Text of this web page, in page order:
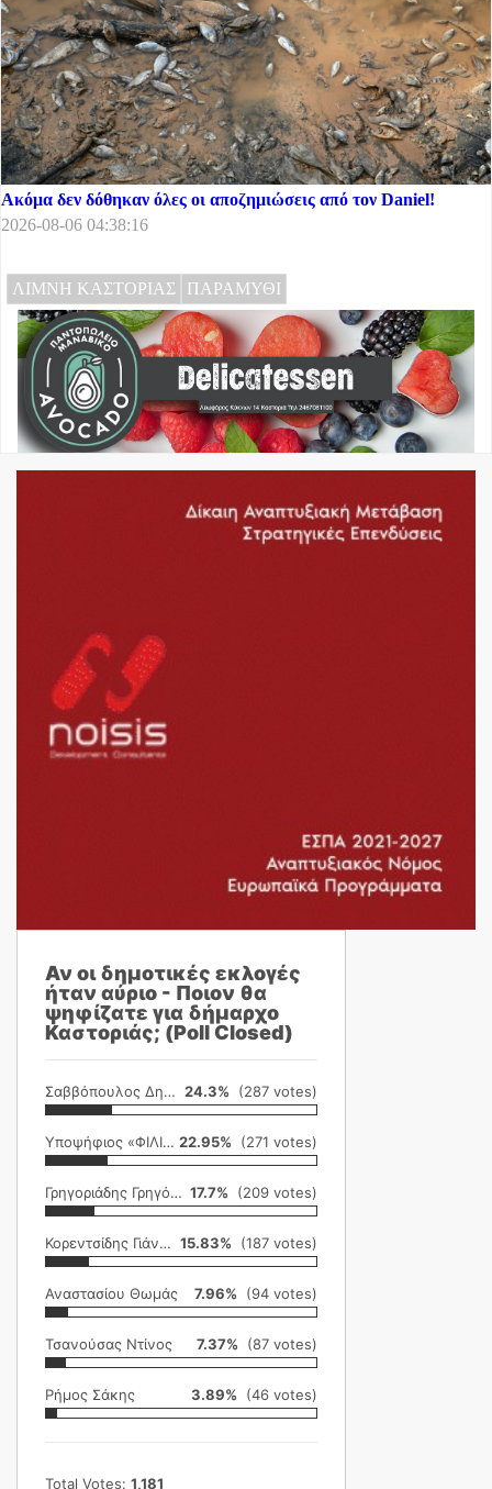
Ακόμα δεν δόθηκαν όλες οι αποζημιώσεις από τον Daniel!
2026-08-06 04:38:16
ΛΙΜΝΗ ΚΑΣΤΟΡΙΑΣ ΠΑΡΑΜΥΘΙ
Αν οι δημοτικές εκλογές
ήταν αύριο - Ποιον θα
ψηφίζατε για δήμαρχο
Καστοριάς; (Poll Closed)
Σαββόπουλος Δημήτρης 24.3% (287 votes)
Υποψήφιος «ΦΙΛΙΚΗ ΕΤΑΙΡΕΙΑ» 22.95% (271 votes)
Γρηγοριάδης Γρηγόρης 17.7% (209 votes)
Κορεντσίδης Γιάννης 15.83% (187 votes)
Αναστασίου Θωμάς 7.96% (94 votes)
Τσανούσας Ντίνος 7.37% (87 votes)
Ρήμος Σάκης 3.89% (46 votes)
Total Votes: 1,181